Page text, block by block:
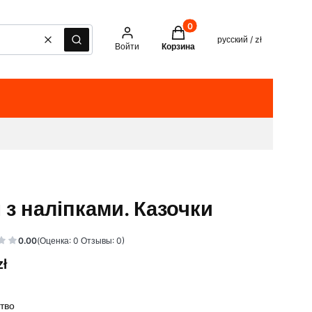
ОчиститьПоиск Войти
Товары в корзине: 0. See
Корзина
русский / zł
з наліпками. Казочки
0.00(Оценка: 0 Отзывы: 0)